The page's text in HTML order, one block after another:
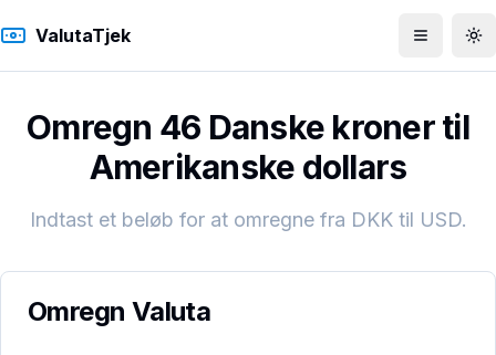
ValutaTjek Åbn menu
Omregn 46 Danske kroner til
Amerikanske dollars
Indtast et beløb for at omregne fra DKKtil USD.
Omregn Valuta